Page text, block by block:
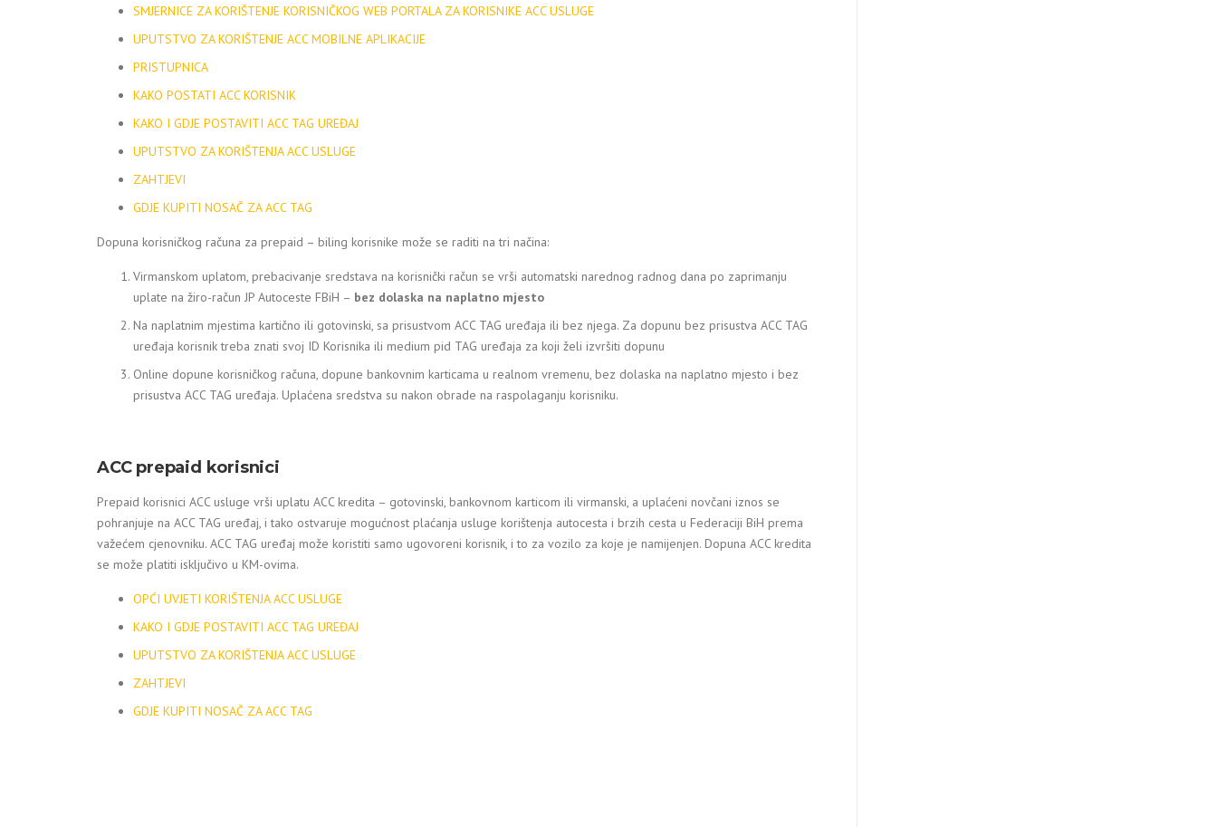
SMJERNICE ZA KORIŠTENJE KORISNIČKOG WEB PORTALA ZA KORISNIKE ACC USLUGE
UPUTSTVO ZA KORIŠTENJE ACC MOBILNE APLIKACIJE
PRISTUPNICA
KAKO POSTATI ACC KORISNIK
KAKO I GDJE POSTAVITI ACC TAG UREĐAJ
UPUTSTVO ZA KORIŠTENJA ACC USLUGE
ZAHTJEVI
GDJE KUPITI NOSAČ ZA ACC TAG
Dopuna korisničkog računa za prepaid – biling korisnike može se raditi na tri načina:
Virmanskom uplatom, prebacivanje sredstava na korisnički račun se vrši automatski narednog radnog dana po zaprimanju
uplate na žiro-račun JP Autoceste FBiH – bez dolaska na naplatno mjesto
Na naplatnim mjestima kartično ili gotovinski, sa prisustvom ACC TAG uređaja ili bez njega. Za dopunu bez prisustva ACC TAG
uređaja korisnik treba znati svoj ID Korisnika ili medium pid TAG uređaja za koji želi izvršiti dopunu
Online dopune korisničkog računa, dopune bankovnim karticama u realnom vremenu, bez dolaska na naplatno mjesto i bez
prisustva ACC TAG uređaja. Uplaćena sredstva su nakon obrade na raspolaganju korisniku.
ACC prepaid korisnici
Prepaid korisnici ACC usluge vrši uplatu ACC kredita – gotovinski, bankovnom karticom ili virmanski, a uplaćeni novčani iznos se
pohranjuje na ACC TAG uređaj, i tako ostvaruje mogućnost plaćanja usluge korištenja autocesta i brzih cesta u Federaciji BiH prema
važećem cjenovniku. ACC TAG uređaj može koristiti samo ugovoreni korisnik, i to za vozilo za koje je namijenjen. Dopuna ACC kredita
se može platiti isključivo u KM-ovima.
OPĆI UVJETI KORIŠTENJA ACC USLUGE
KAKO I GDJE POSTAVITI ACC TAG UREĐAJ
UPUTSTVO ZA KORIŠTENJA ACC USLUGE
ZAHTJEVI
GDJE KUPITI NOSAČ ZA ACC TAG